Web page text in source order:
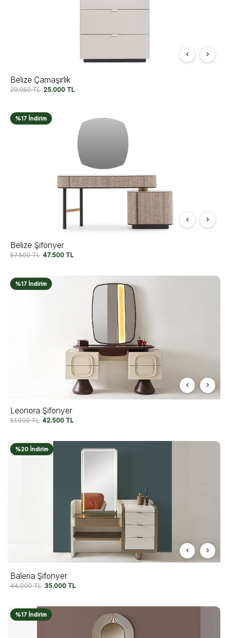
Belize Çamaşırlık
29.950TL 25.000 TL
%17 İndirim
Belize Şifonyer
57.500TL 47.500 TL
%17 İndirim
Leonora Şifonyer
51.000TL 42.500 TL
%20 İndirim
Baleria Şifonyer
44.000TL 35.000 TL
%17 İndirim